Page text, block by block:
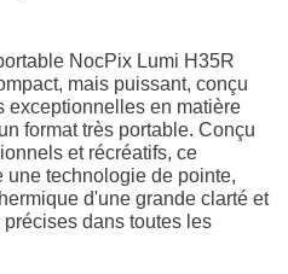
NocPix Lumi H35R
mais puissant, conçu
exceptionnelles en matière
format très portable. Conçu
et récréatifs, ce
une technologie de pointe,
d'une grande clarté et
dans toutes les